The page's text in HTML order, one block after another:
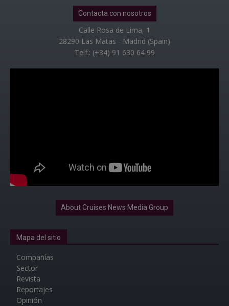
Contacta con nosotros
Calle Rosa de Lima, 1
28290 Las Matas - Madrid (Spain)
Telf.: (+34) 91 630 64 99
About Cruises News Media Group
Mapa del sitio
Compañías
Sector
Revista
Reportajes
Opinión